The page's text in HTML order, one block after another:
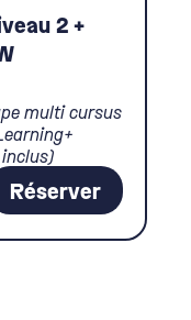
2 +
multi cursus
Réserver